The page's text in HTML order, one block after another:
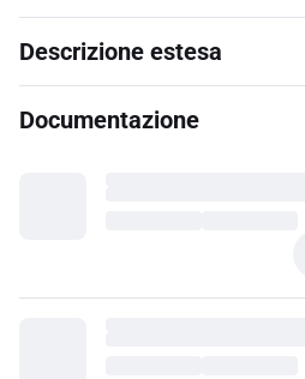
Descrizione estesa
Documentazione